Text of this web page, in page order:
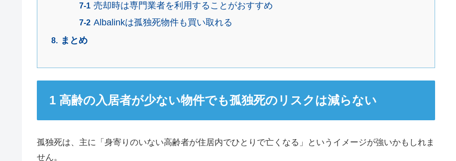
売却時は専門業者を利用することがおすすめ
Albalinkは孤独死物件も買い取れる
まとめ
高齢の入居者が少ない物件でも孤独死のリスクは減らない
孤独死は、主に「身寄りのいない高齢者が住居内でひとりで亡くなる」というイメージが強いかもしれま
せん。